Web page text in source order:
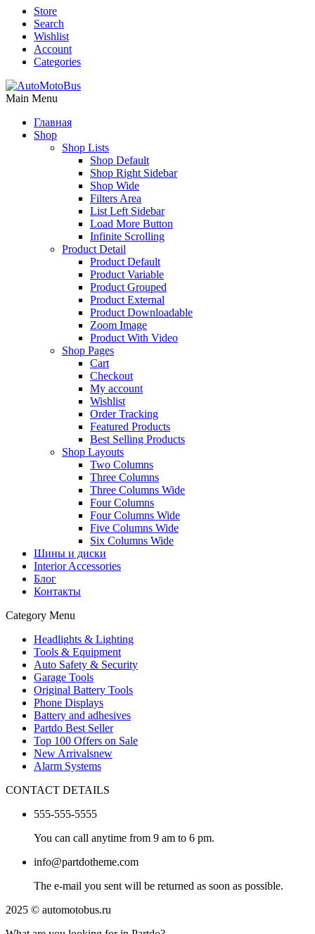
Store
Search
Wishlist
Account
Categories
Main Menu
Главная
Shop
Shop Lists
Shop Default
Shop Right Sidebar
Shop Wide
Filters Area
List Left Sidebar
Load More Button
Infinite Scrolling
Product Detail
Product Default
Product Variable
Product Grouped
Product External
Product Downloadable
Zoom Image
Product With Video
Shop Pages
Cart
Checkout
My account
Wishlist
Order Tracking
Featured Products
Best Selling Products
Shop Layouts
Two Columns
Three Columns
Three Columns Wide
Four Columns
Four Columns Wide
Five Columns Wide
Six Columns Wide
Шины и диски
Interior Accessories
Блог
Контакты
Category Menu
Headlights & Lighting
Tools & Equipment
Auto Safety & Security
Garage Tools
Original Battery Tools
Phone Displays
Battery and adhesives
Partdo Best Seller
Top 100 Offers on Sale
New Arrivalsnew
Alarm Systems
CONTACT DETAILS
555-555-5555
You can call anytime from 9 am to 6 pm.
info@partdotheme.com
The e-mail you sent will be returned as soon as possible.
2025 © automotobus.ru